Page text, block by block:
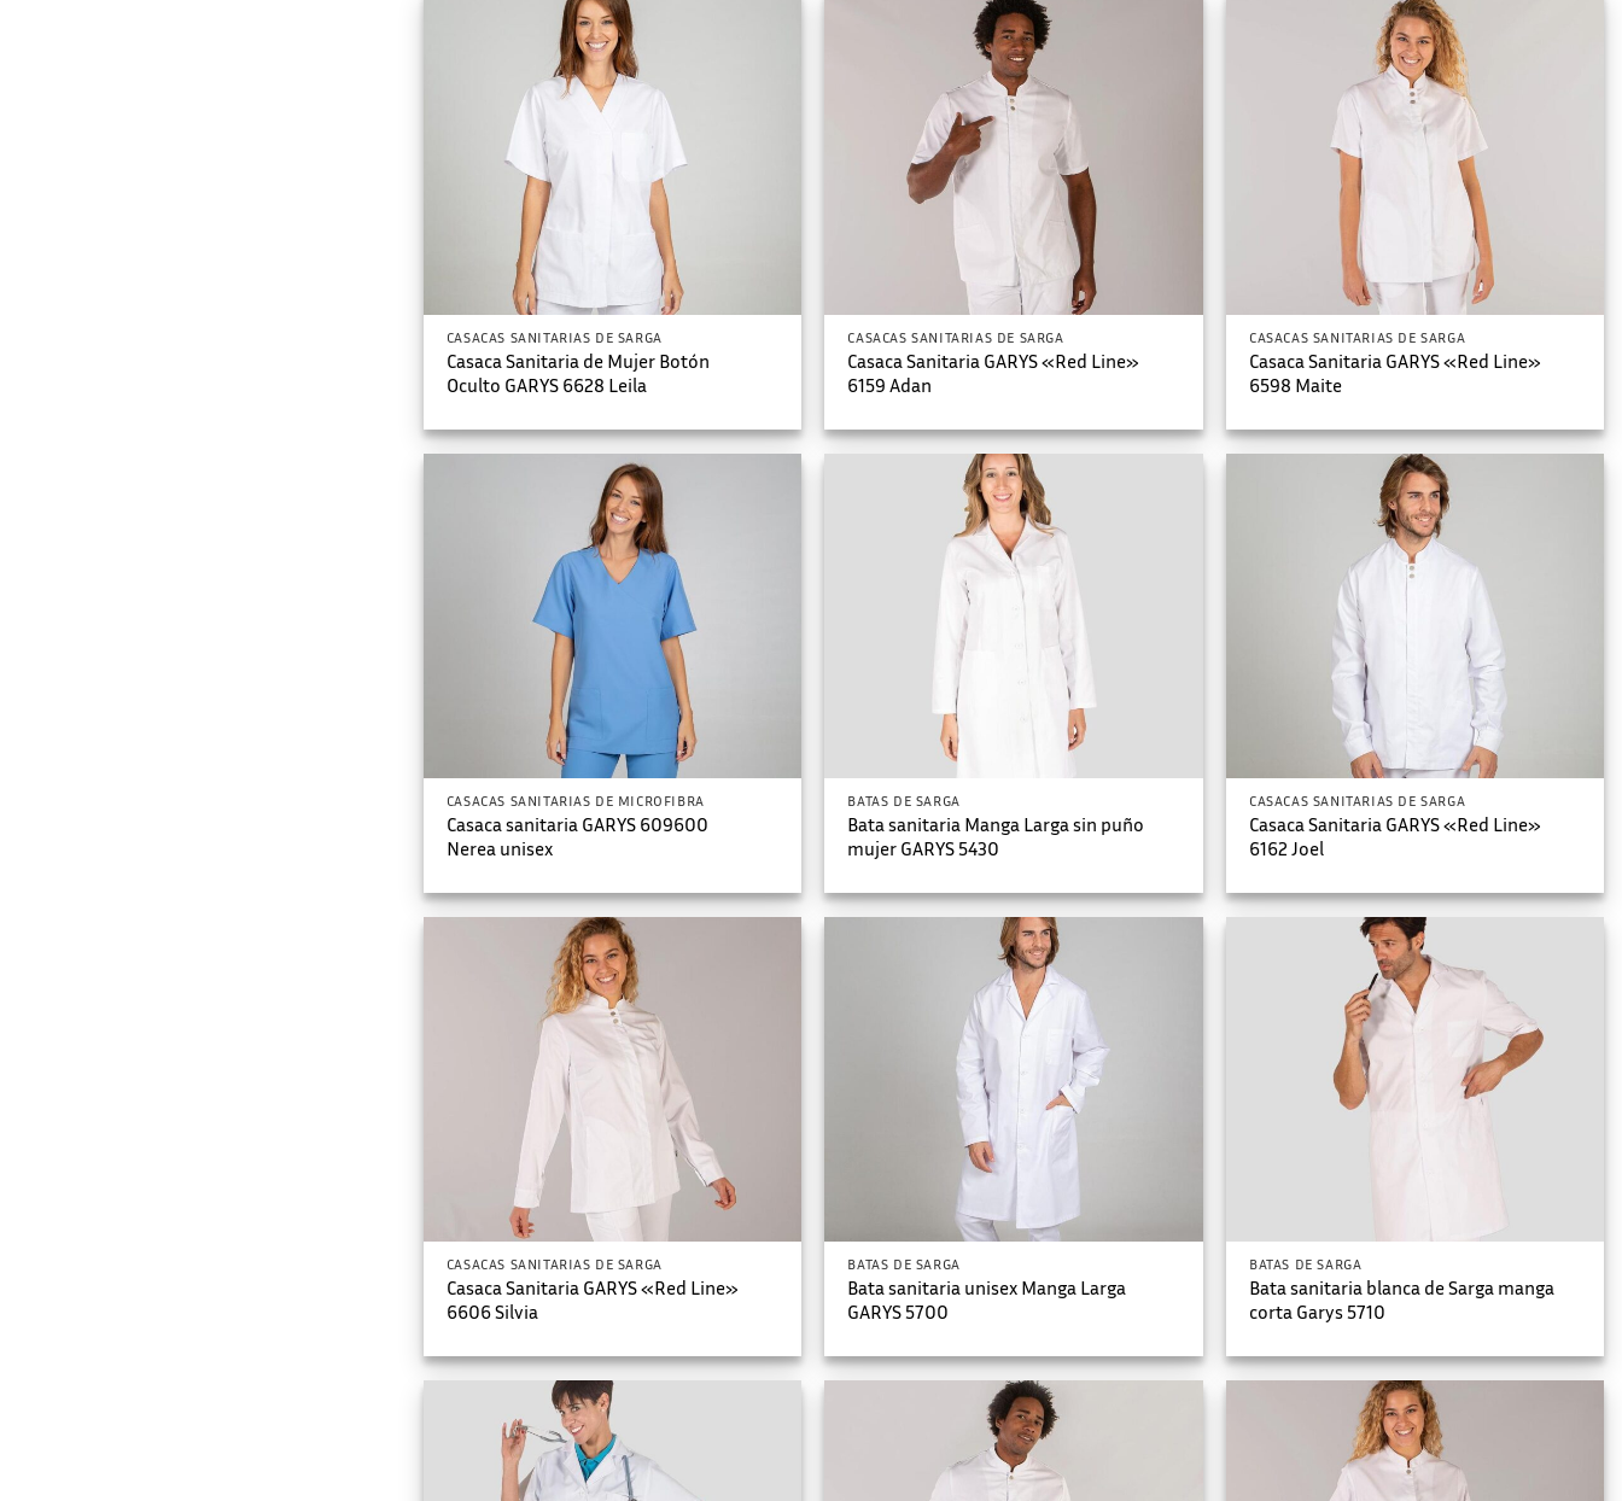
CASACAS SANITARIAS DE SARGA
Casaca Sanitaria de Mujer Botón
Oculto GARYS 6628 Leila
CASACAS SANITARIAS DE SARGA
Casaca Sanitaria GARYS «Red Line»
6159 Adan
CASACAS SANITARIAS DE SARGA
Casaca Sanitaria GARYS «Red Line»
6598 Maite
CASACAS SANITARIAS DE MICROFIBRA
Casaca sanitaria GARYS 609600
Nerea unisex
BATAS DE SARGA
Bata sanitaria Manga Larga sin puño
mujer GARYS 5430
CASACAS SANITARIAS DE SARGA
Casaca Sanitaria GARYS «Red Line»
6162 Joel
CASACAS SANITARIAS DE SARGA
Casaca Sanitaria GARYS «Red Line»
6606 Silvia
BATAS DE SARGA
Bata sanitaria unisex Manga Larga
GARYS 5700
BATAS DE SARGA
Bata sanitaria blanca de Sarga manga
corta Garys 5710